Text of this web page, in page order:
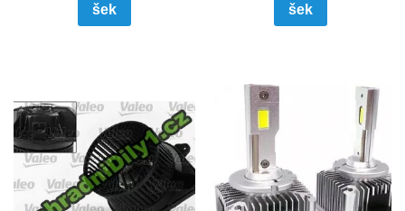
šek šek